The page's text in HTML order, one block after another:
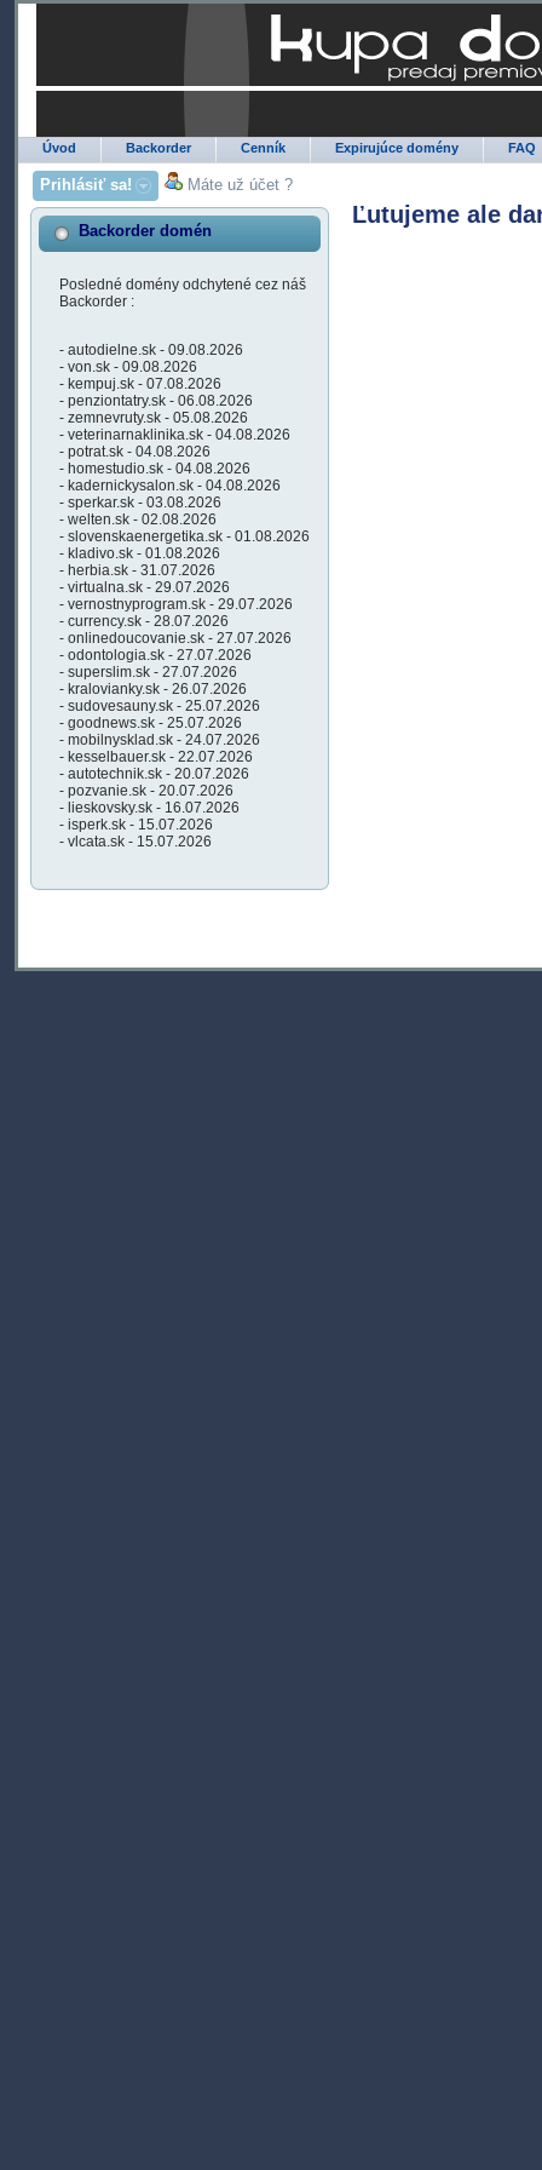
Úvod Backorder Cenník Expirujúce domény FAQ
Prihlásiť sa! Máte už účet ?
Backorder domén
Posledné domény odchytené cez náš
Backorder :
- autodielne.sk - 09.08.2026
- von.sk - 09.08.2026
- kempuj.sk - 07.08.2026
- penziontatry.sk - 06.08.2026
- zemnevruty.sk - 05.08.2026
- veterinarnaklinika.sk - 04.08.2026
- potrat.sk - 04.08.2026
- homestudio.sk - 04.08.2026
- kadernickysalon.sk - 04.08.2026
- sperkar.sk - 03.08.2026
- welten.sk - 02.08.2026
- slovenskaenergetika.sk - 01.08.2026
- kladivo.sk - 01.08.2026
- herbia.sk - 31.07.2026
- virtualna.sk - 29.07.2026
- vernostnyprogram.sk - 29.07.2026
- currency.sk - 28.07.2026
- onlinedoucovanie.sk - 27.07.2026
- odontologia.sk - 27.07.2026
- superslim.sk - 27.07.2026
- kralovianky.sk - 26.07.2026
- sudovesauny.sk - 25.07.2026
- goodnews.sk - 25.07.2026
- mobilnysklad.sk - 24.07.2026
- kesselbauer.sk - 22.07.2026
- autotechnik.sk - 20.07.2026
- pozvanie.sk - 20.07.2026
- lieskovsky.sk - 16.07.2026
- isperk.sk - 15.07.2026
- vlcata.sk - 15.07.2026
Ľutujeme ale